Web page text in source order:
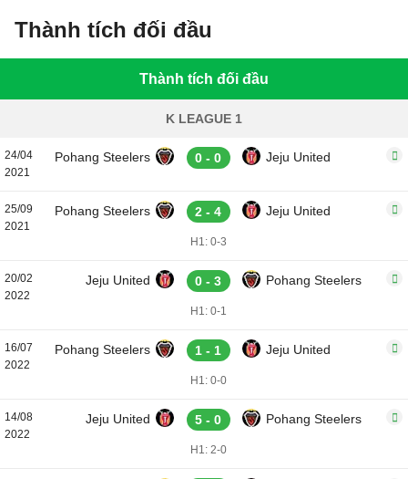
Thành tích đối đầu
Thành tích đối đầu
K LEAGUE 1
24/04
2021
Pohang Steelers 0 - 0 Jeju United
25/09
2021
Pohang Steelers 2 - 4 Jeju United
H1: 0-3
20/02
2022
Jeju United 0 - 3 Pohang Steelers
H1: 0-1
16/07
2022
Pohang Steelers 1 - 1 Jeju United
H1: 0-0
14/08
2022
Jeju United 5 - 0 Pohang Steelers
H1: 2-0